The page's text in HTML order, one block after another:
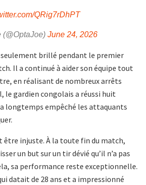
QRig7rDhPT
June 24, 2026
seulement brillé pendant le premier
Il a continué à aider son équipe tout
en réalisant de nombreux arrêts
gardien congolais a réussi huit
longtemps empêché les attaquants
injuste. À la toute fin du match,
un but sur un tir dévié qu’il n’a pas
sa performance reste exceptionnelle.
datait de 28 ans et a impressionné